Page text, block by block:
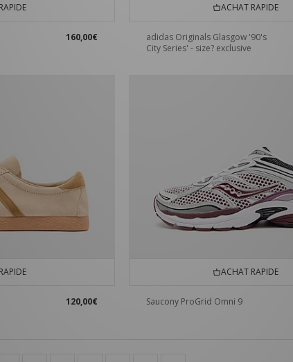
160,00€
ACHAT RAPIDE
adidas Originals Glasgow '90's
City Series' - size? exclusive
120,00€
ACHAT RAPIDE
Saucony ProGrid Omni 9